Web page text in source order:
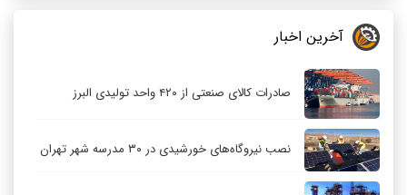
آخرین اخبار
صادرات کالای صنعتی از ۴۲۰ واحد تولیدی البرز
نصب نیروگاه‌های خورشیدی در ۳۰ مدرسه شهر تهران